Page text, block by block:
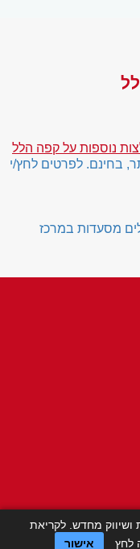
נוספות על קפה הלל
בחינם. לפרטים לחץ/י
מסעדות במרכז
ושיווק מחדש. לקריאת
לחץ אישור